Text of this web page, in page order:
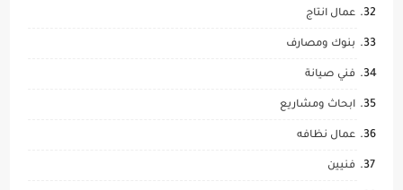
عمال انتاج
بنوك ومصارف
فني صيانة
ابحاث ومشاريع
عمال نظافه
فنيين